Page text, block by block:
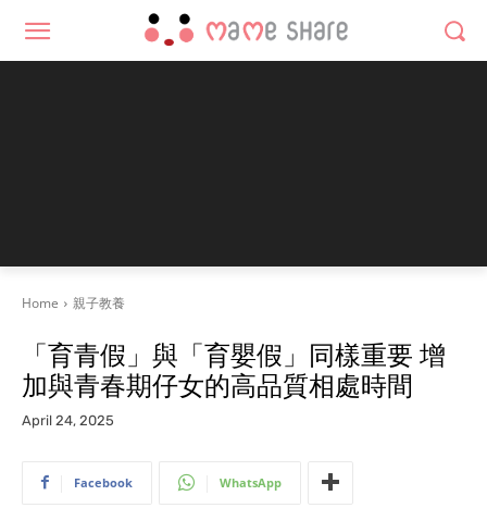
Home 親子教養
「育青假」與「育嬰假」同樣重要 增
加與青春期仔女的高品質相處時間
April 24, 2025
Facebook WhatsApp